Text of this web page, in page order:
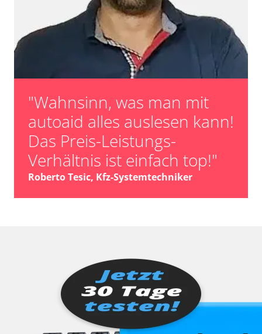
"Wahnsinn, was man mit
autoaid alles auslesen kann!
Das Preis-Leistungs-
Verhältnis ist einfach top!"
Roberto Tesic, Kfz-Systemtechniker